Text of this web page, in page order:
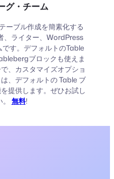
グ・チーム
ーブル作成を簡素化する
、ライター、WordPress
す。デフォルトのTable
ブロックも使えま
、カスタマイズオプショ
、デフォルトの Table ブ
提供します。ぜひお試し
無料!